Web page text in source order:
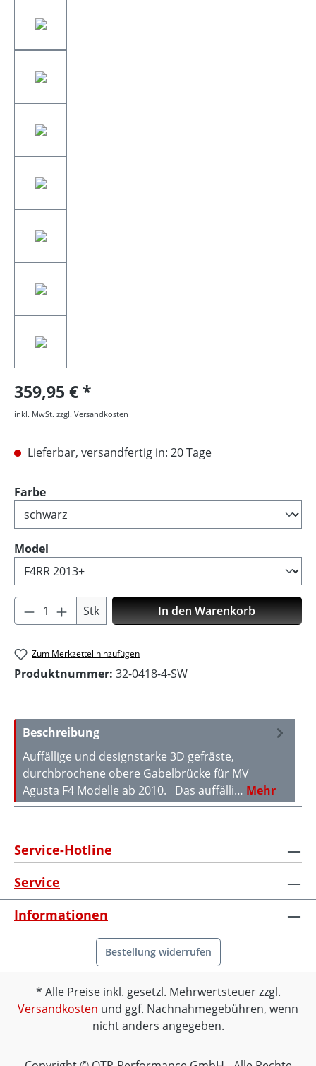
359,95 €
inkl. MwSt. zzgl. Versandkosten
Lieferbar, versandfertig in: 20 Tage
Farbeauswählen
Model
Produkt Anzahl: Gib den gewünschten
Stk In den Warenkorb
Zum Merkzettel hinzufügen
Produktnummer: 32-0418-4-SW
Beschreibung
Auffällige und designstarke 3D gefräste,
durchbrochene obere Gabelbrücke für MV
Agusta F4 Modelle ab 2010. Das auffälli… Mehr
Service-Hotline
Service
Informationen
Bestellung widerrufen
Alle Preise inkl. gesetzl. Mehrwertsteuer zzgl.
Versandkosten und ggf. Nachnahmegebühren, wenn
nicht anders angegeben.